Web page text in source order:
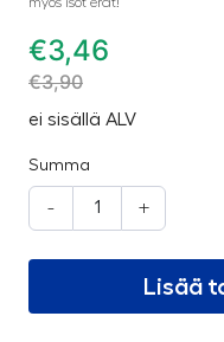
€3,46
€3,90
ei sisällä ALV
Summa
- +
Lisää